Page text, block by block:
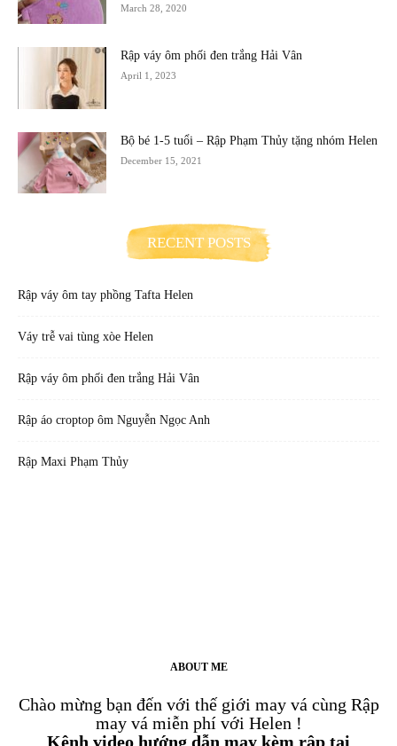
March 28, 2020
Rập váy ôm phối đen trắng Hải Vân
April 1, 2023
Bộ bé 1-5 tuổi – Rập Phạm Thủy tặng nhóm Helen
December 15, 2021
RECENT POSTS
Rập váy ôm tay phồng Tafta Helen
Váy trễ vai tùng xòe Helen
Rập váy ôm phối đen trắng Hải Vân
Rập áo croptop ôm Nguyễn Ngọc Anh
Rập Maxi Phạm Thủy
ABOUT ME
Chào mừng bạn đến với thế giới may vá cùng Rập
may vá miễn phí với Helen !
Kênh video hướng dẫn may kèm rập tại